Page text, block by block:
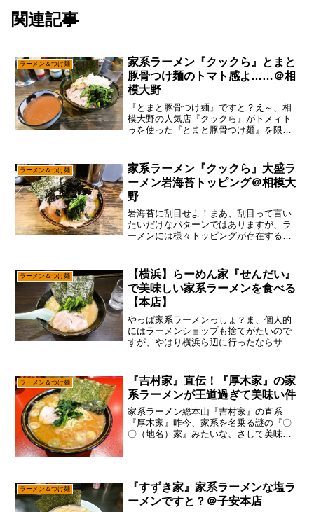
関連記事
ラーメン＆つけ麺
家系ラーメン『クックら』とまと
豚骨つけ麺のトマト感よ……＠相
模大野
『とまと豚骨つけ麺』ですと？え～、相
模大野の人気店『クックら』がトメィト
ゥを使った『とまと豚骨つけ麺』を限定
あ、今更『クックら』を布教しなくて
も、『クックら』勢なら新し...
ラーメン＆つけ麺
家系ラーメン『クックら』大盛ラ
ーメン岩海苔トッピング＠相模大
野
岩海苔に刮目せよ！まあ、刮目って言い
たいだけなパターンではありますが、ラ
ーメンには様々トッピングが存在する
メンの種類によるって話ですけれども、
家系ラーメンのみならず...
ラーメン＆つけ麺
【横浜】らーめん家『せんだい』
で美味しい家系ラーメンを食べる
【本店】
やっぱ家系ラーメンっしょ？ま、個人的
にはラーメンショップも捨てがたいので
すが、やはり横浜ら辺に行ったならサン
いじゃないのですが、生来のキャットタ
ンですので苦手意識が無く...
ラーメン＆つけ麺
『吉村家』直伝！『厚木家』の家
系ラーメンが王道過ぎて美味い件
家系ラーメン総本山『吉村家』の直系
『厚木家』昨今、家系を名乗る謎の『〇
〇（地名）家』みたいな、さして美味し
も仕事で人様のラーメンを批評...
ラーメン＆つけ麺
『すずき家』家系ラーメンな塩ラ
ーメンですと？＠子安本店